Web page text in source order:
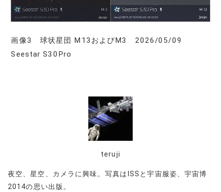
画像3 球状星団 M13およびM3 2026/05/09
Seestar S30Pro
teruji
夜空、星空、カメラに興味。写真はISSと宇宙服姿、宇宙博
2014の思い出版。